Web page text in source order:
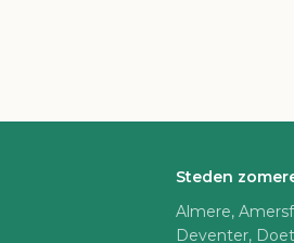
Steden
Almere,
Deventer,